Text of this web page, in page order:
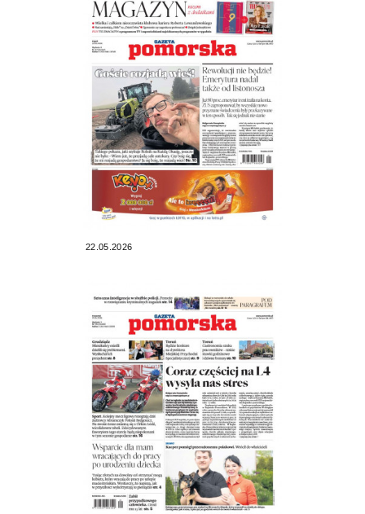
22.05.2026